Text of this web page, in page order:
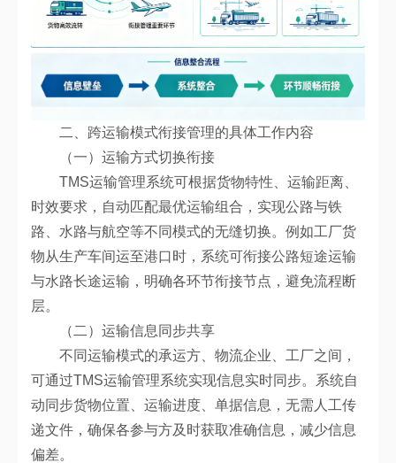
二、跨运输模式衔接管理的具体工作内容
（一）运输方式切换衔接
TMS运输管理系统可根据货物特性、运输距离、
时效要求，自动匹配最优运输组合，实现公路与铁
路、水路与航空等不同模式的无缝切换。例如工厂货
物从生产车间运至港口时，系统可衔接公路短途运输
与水路长途运输，明确各环节衔接节点，避免流程断
层。
（二）运输信息同步共享
不同运输模式的承运方、物流企业、工厂之间，
可通过TMS运输管理系统实现信息实时同步。系统自
动同步货物位置、运输进度、单据信息，无需人工传
递文件，确保各参与方及时获取准确信息，减少信息
偏差。